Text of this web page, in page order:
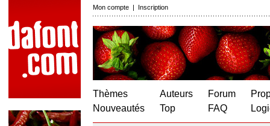
Mon compte | Inscription
Thèmes
Nouveautés
Auteurs
Top
Forum
FAQ